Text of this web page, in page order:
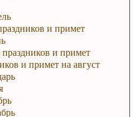
и примет
и примет
и примет на август